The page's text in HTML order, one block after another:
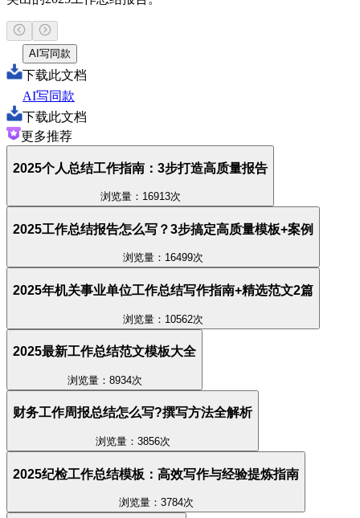
AI写同款
下载此文档
AI写同款
下载此文档
更多推荐
2025个人总结工作指南：3步打造高质量报告
浏览量：16913次
2025工作总结报告怎么写？3步搞定高质量模板+案例
浏览量：16499次
2025年机关事业单位工作总结写作指南+精选范文2篇
浏览量：10562次
2025最新工作总结范文模板大全
浏览量：8934次
财务工作周报总结怎么写?撰写方法全解析
浏览量：3856次
2025纪检工作总结模板：高效写作与经验提炼指南
浏览量：3784次